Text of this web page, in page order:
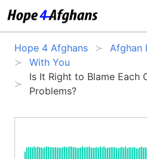
Hope 4 Afghans
Afghan
With You
Is It Right to Blame Each
Problems?